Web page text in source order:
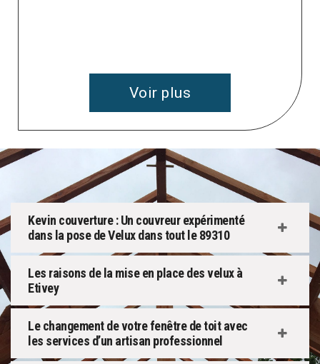
Voir plus
Kevin couverture : Un couvreur expérimenté
dans la pose de Velux dans tout le 89310
Les raisons de la mise en place des velux à
Etivey
Le changement de votre fenêtre de toit avec
les services d’un artisan professionnel